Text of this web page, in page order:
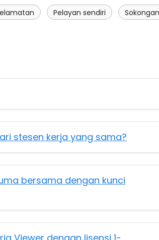
Pelayan sendiri Sokongan
stesen kerja yang sama?
bersama dengan kunci